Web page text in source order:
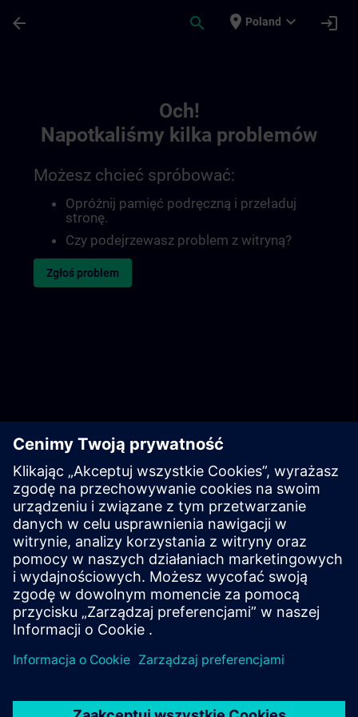
arrow_back search place Poland expand_more login
Och!
Napotkaliśmy kilka problemów
Możesz chcieć spróbować:
Opróżnij pamięć podręczną i przeładuj
stronę.
Czy podejrzewasz problem z witryną?
Zgłoś problem